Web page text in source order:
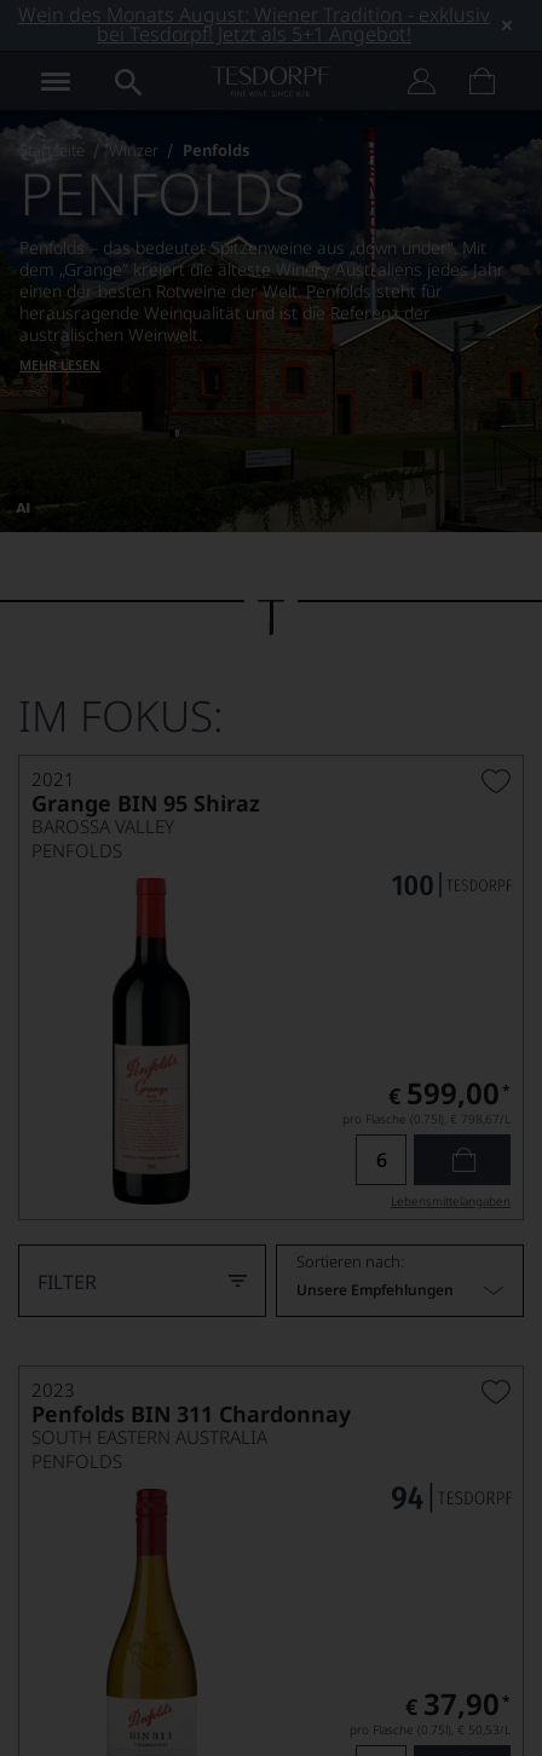
Wein des Monats August: Wiener Tradition - exklusiv
bei Tesdorpf! Jetzt als 5+1 Angebot!
Startseite Winzer Penfolds
Dieses
von
PENFOLDS
Penfolds – das bedeutet Spitzenweine aus „down under“. Mit
dem „Grange“ kreiert die älteste Winery Australiens jedes Jahr
einen der besten Rotweine der Welt. Penfolds steht für
herausragende Weinqualität und ist die Referenz der
australischen Weinwelt.
MEHR LESEN
IM FOKUS:
2021
Grange BIN 95 Shiraz
BAROSSA VALLEY
PENFOLDS
€ 599,00 *
pro Flasche (0.75l), € 798,67/L
Lebensmittel­angaben
FILTER
Sortieren nach:
Unsere Empfehlungen
2023
Penfolds BIN 311 Chardonnay
SOUTH EASTERN AUSTRALIA
PENFOLDS
€ 37,90 *
pro Flasche (0.75l), € 50,53/L